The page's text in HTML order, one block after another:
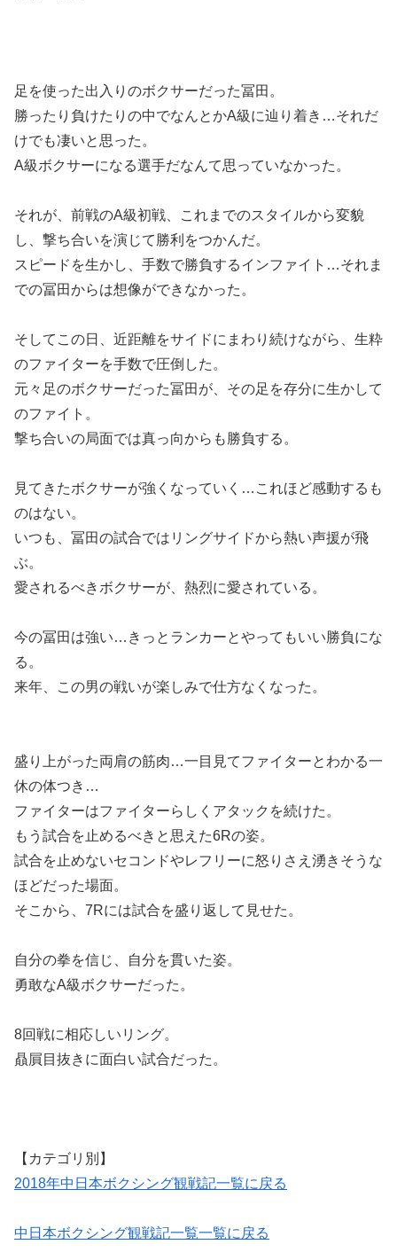
足を使った出入りのボクサーだった冨田。
勝ったり負けたりの中でなんとかA級に辿り着き…それだ
けでも凄いと思った。
A級ボクサーになる選手だなんて思っていなかった。
それが、前戦のA級初戦、これまでのスタイルから変貌
し、撃ち合いを演じて勝利をつかんだ。
スピードを生かし、手数で勝負するインファイト…それま
での冨田からは想像ができなかった。
そしてこの日、近距離をサイドにまわり続けながら、生粋
のファイターを手数で圧倒した。
元々足のボクサーだった冨田が、その足を存分に生かして
のファイト。
撃ち合いの局面では真っ向からも勝負する。
見てきたボクサーが強くなっていく…これほど感動するも
のはない。
いつも、冨田の試合ではリングサイドから熱い声援が飛
ぶ。
愛されるべきボクサーが、熱烈に愛されている。
今の冨田は強い…きっとランカーとやってもいい勝負にな
る。
来年、この男の戦いが楽しみで仕方なくなった。
盛り上がった両肩の筋肉…一目見てファイターとわかる一
休の体つき…
ファイターはファイターらしくアタックを続けた。
もう試合を止めるべきと思えた6Rの姿。
試合を止めないセコンドやレフリーに怒りさえ湧きそうな
ほどだった場面。
そこから、7Rには試合を盛り返して見せた。
自分の拳を信じ、自分を貫いた姿。
勇敢なA級ボクサーだった。
8回戦に相応しいリング。
贔屓目抜きに面白い試合だった。
【カテゴリ別】
2018年中日本ボクシング観戦記一覧に戻る
中日本ボクシング観戦記一覧一覧に戻る